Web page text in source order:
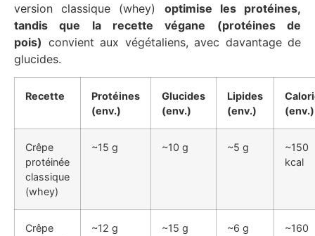
version classique (whey) optimise les protéines,
tandis que la recette végane (protéines de
pois) convient aux végétaliens, avec davantage de
glucides.
Recette
Protéines
(env.)
Glucides
(env.)
Lipides
(env.)
(env.)
Crêpe
protéinée
classique
(whey)
~15 g ~10 g ~5 g
~150
kcal
Crêpe
~12 g ~15 g ~6 g
~160